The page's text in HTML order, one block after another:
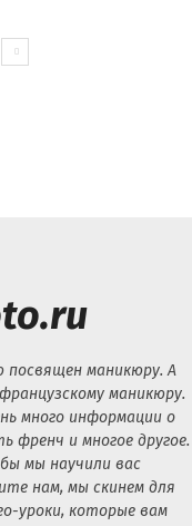
маникюру. А
маникюру.
много информации о
френч и многое другое.
мы научили вас
нам, мы скинем для
уроки, которые вам